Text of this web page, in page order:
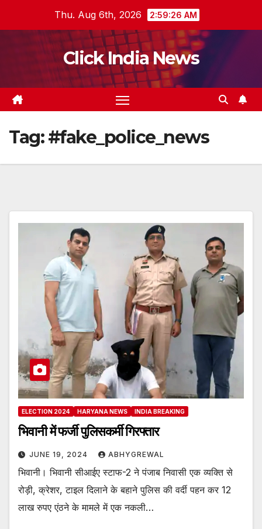
Thu. Aug 6th, 2026 2:59:26 AM
Click India News
Tag:#fake_police_news
ELECTION 2024 HARYANA NEWS INDIA BREAKING
भिवानी में फर्जी पुलिसकर्मी गिरफ्तार
JUNE 19, 2024 ABHYGREWAL
भिवानी। भिवानी सीआईए स्टाफ-2 ने पंजाब निवासी एक व्यक्ति से
रोड़ी, क्रेशर, टाइल दिलाने के बहाने पुलिस की वर्दी पहन कर 12
लाख रुपए एंठने के मामले में एक नकली…